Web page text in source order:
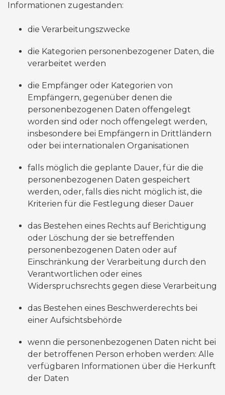
Informationen zugestanden:
die Verarbeitungszwecke
die Kategorien personenbezogener Daten, die
verarbeitet werden
die Empfänger oder Kategorien von
Empfängern, gegenüber denen die
personenbezogenen Daten offengelegt
worden sind oder noch offengelegt werden,
insbesondere bei Empfängern in Drittländern
oder bei internationalen Organisationen
falls möglich die geplante Dauer, für die die
personenbezogenen Daten gespeichert
werden, oder, falls dies nicht möglich ist, die
Kriterien für die Festlegung dieser Dauer
das Bestehen eines Rechts auf Berichtigung
oder Löschung der sie betreffenden
personenbezogenen Daten oder auf
Einschränkung der Verarbeitung durch den
Verantwortlichen oder eines
Widerspruchsrechts gegen diese Verarbeitung
das Bestehen eines Beschwerderechts bei
einer Aufsichtsbehörde
wenn die personenbezogenen Daten nicht bei
der betroffenen Person erhoben werden: Alle
verfügbaren Informationen über die Herkunft
der Daten